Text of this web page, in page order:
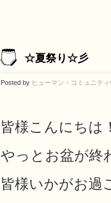
☆夏祭り☆彡
Posted by ヒューマン・コミュニティ
皆様こんにちは！
やっとお盆が終
皆様いかがお過